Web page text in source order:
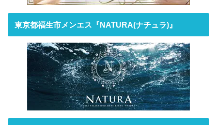
東京都福生市メンエス『NATURA(ナチュラ)』